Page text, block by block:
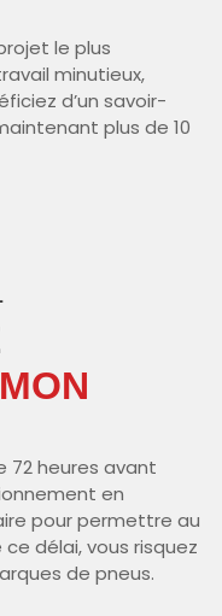
le plus
minutieux,
d’un savoir-
plus de 10
72 heures avant
en
pour permettre au
délai, vous risquez
de pneus.